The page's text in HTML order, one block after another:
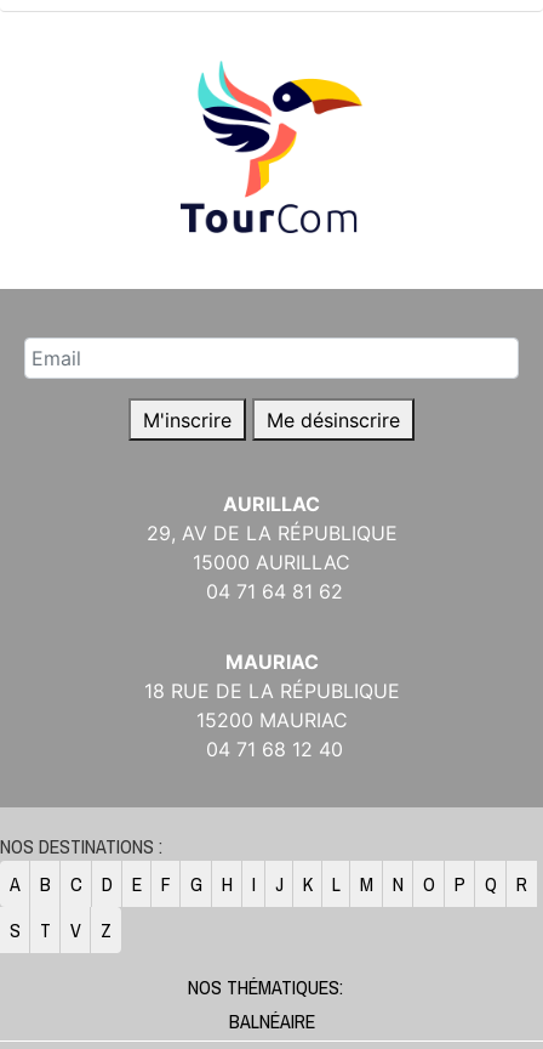
M'inscrire Me désinscrire
AURILLAC
29, AV DE LA RÉPUBLIQUE
15000 AURILLAC
04 71 64 81 62
MAURIAC
18 RUE DE LA RÉPUBLIQUE
15200 MAURIAC
04 71 68 12 40
NOS DESTINATIONS :
A
B C D E F G H I J K L M N O P Q
R
S
T V Z
NOS THÉMATIQUES:
BALNÉAIRE